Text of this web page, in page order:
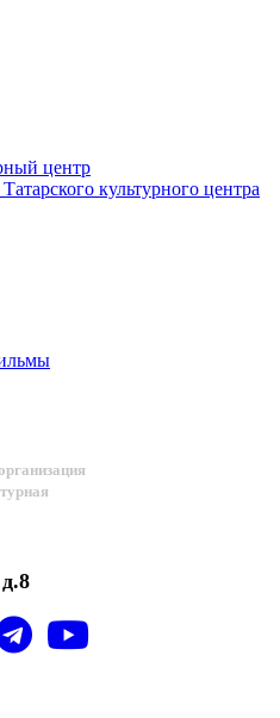
центр
культурного центра